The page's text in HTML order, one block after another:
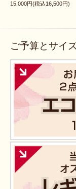
15,000円(税込16,500円)
ご予算とサイ